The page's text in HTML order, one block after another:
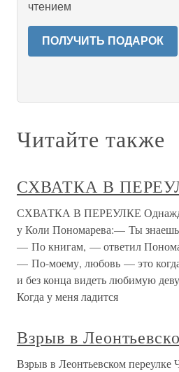
чтением
ПОЛУЧИТЬ ПОДАРОК
Читайте также
СХВАТКА В
СХВАТКА В ПЕРЕУЛКЕ
у Коли Пономарева:— Ты
— По книгам, — ответил
— По-моему, любовь — это когда
и без конца видеть любимую
Когда у меня ладится
Взрыв в
Взрыв в Леонтьевском переулке